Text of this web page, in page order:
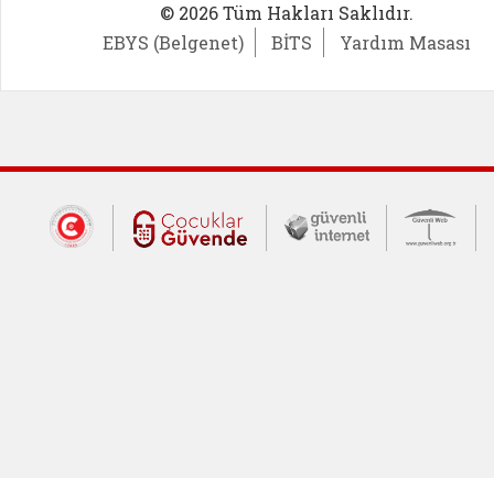
© 2026 Tüm Hakları Saklıdır.
EBYS (Belgenet)
BİTS Yardım Masası
Dış Bağlantılar
Cumhurbaşkanlığı İletişim Merkezi
Çocuklar Güvende (yeni
Güvenli